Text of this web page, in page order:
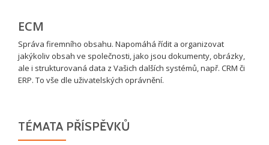
ECM
Správa firemního obsahu. Napomáhá řídit a organizovat
jakýkoliv obsah ve společnosti, jako jsou dokumenty, obrázky,
ale i strukturovaná data z Vašich dalších systémů, např. CRM či
ERP. To vše dle uživatelských oprávnění.
TÉMATA PŘÍSPĚVKŮ